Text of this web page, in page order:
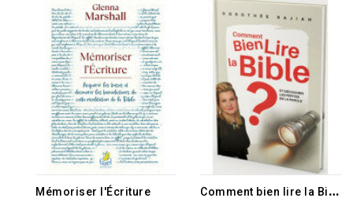
Mémoriser l'Écriture C
omment bien lire la Bible ?